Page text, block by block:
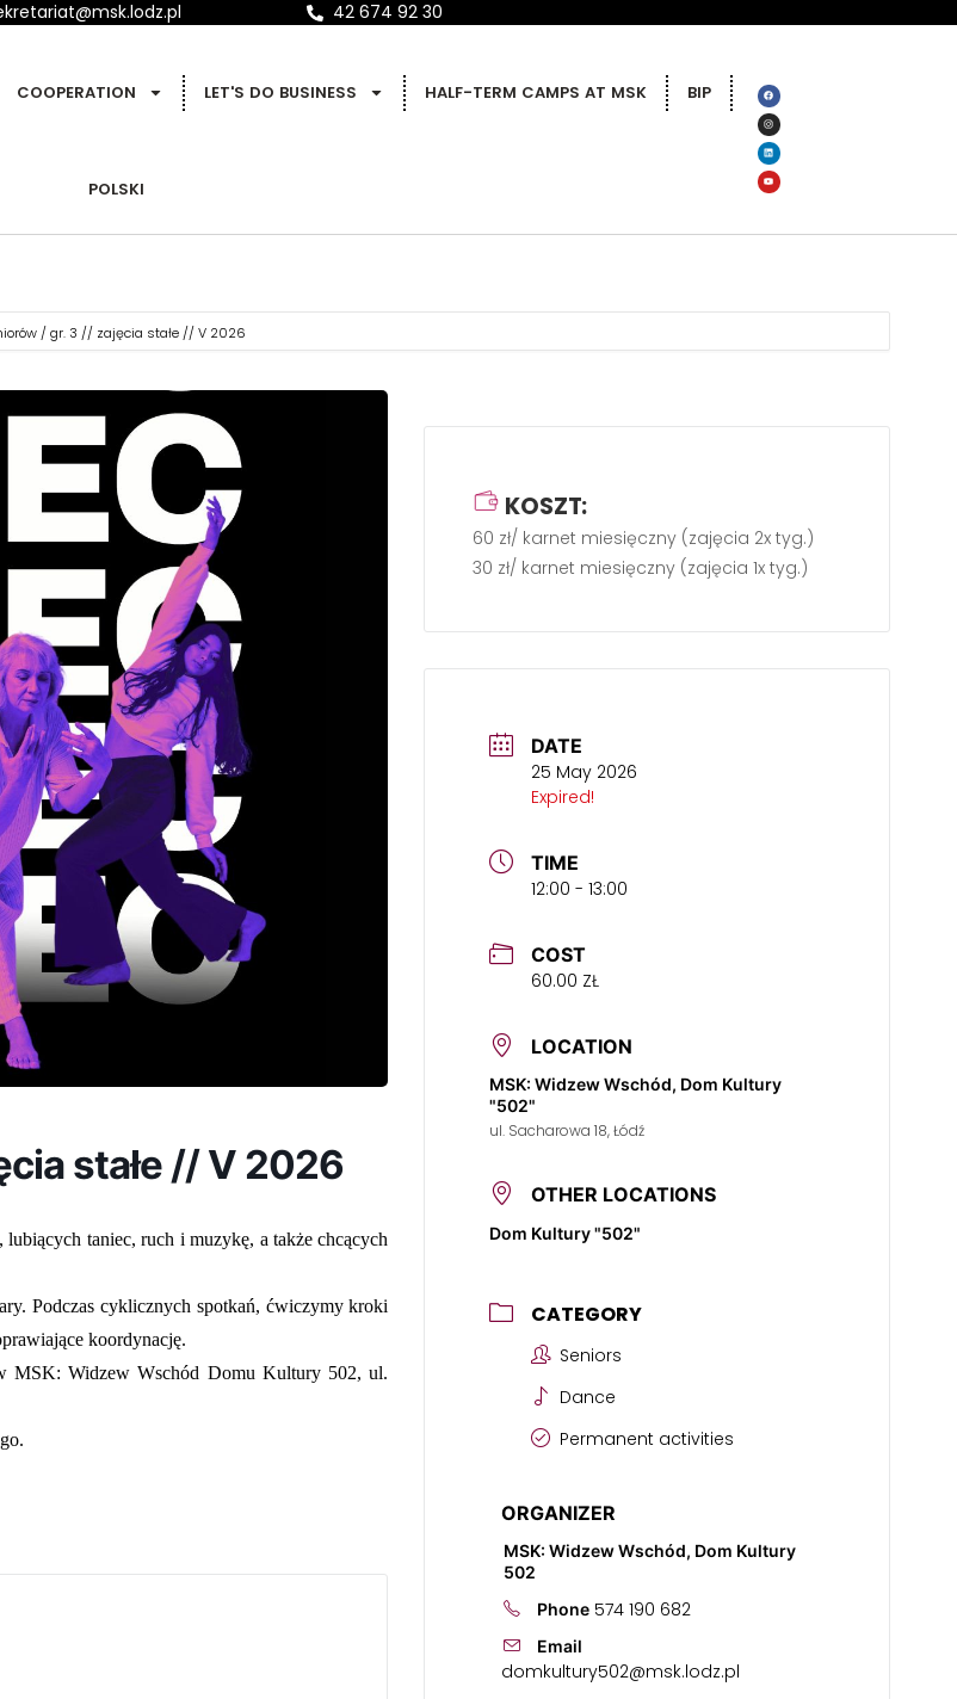
42 674 92 30
COOPERATION LET'S DO BUSINESS HALF-TERM CAMPS AT MSK BIP
POLSKI
/ gr. 3 // zajęcia stałe // V 2026
stałe // V 2026
taniec, ruch i muzykę, a także chcących
Podczas cyklicznych spotkań, ćwiczymy kroki
koordynację.
MSK: Widzew Wschód Domu Kultury 502, ul.
DATE
25 May 2026
Expired!
TIME
12:00 - 13:00
COST
60.00 ZŁ
LOCATION
MSK: Widzew Wschód, Dom Kultury
"502"
ul. Sacharowa 18, Łódź
OTHER LOCATIONS
Dom Kultury "502"
CATEGORY
Seniors
Dance
Permanent activities
ORGANIZER
MSK: Widzew Wschód, Dom Kultury
502
Phone 574 190 682
Email
domkultury502@msk.lodz.pl
KOSZT:
60 zł/ karnet miesięczny (zajęcia 2x tyg.)
30 zł/ karnet miesięczny (zajęcia 1x tyg.)